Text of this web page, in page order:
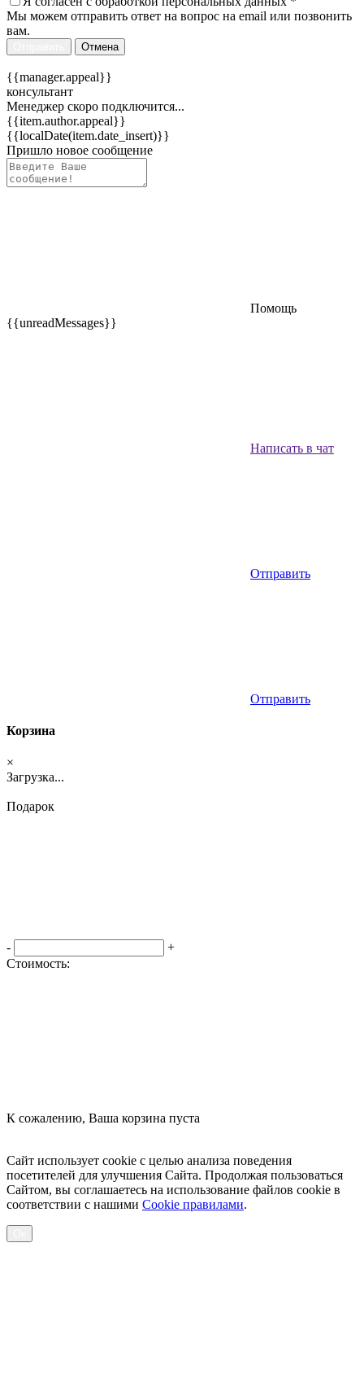
Мы можем отправить ответ на вопрос на email или позвонить
вам.
Отмена
{{manager.appeal}}
консультант
Менеджер скоро подключится...
{{item.author.appeal}}
{{localDate(item.date_insert)}}
Пришло новое сообщение
Помощь
{{unreadMessages}}
Написать в чат
Отправить
Отправить
Корзина
×
Загрузка...
Подарок
-
+
Стоимость:
К сожалению, Ваша корзина пуста
Сайт использует cookie с целью анализа поведения
посетителей для улучшения Сайта. Продолжая пользоваться
Сайтом, вы соглашаетесь на использование файлов cookie в
соответствии с нашими Cookiе правилами.